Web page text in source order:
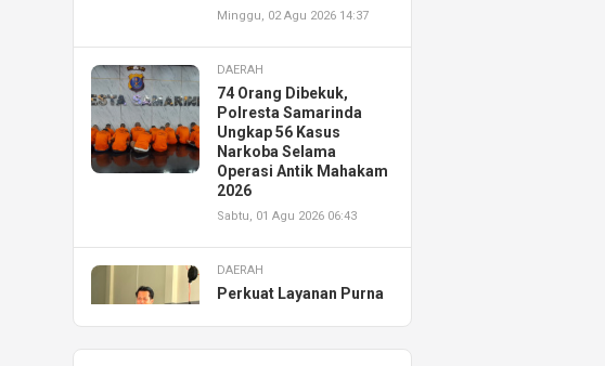
Minggu, 02 Agu 2026 14:37
DAERAH
74 Orang Dibekuk,
Polresta Samarinda
Ungkap 56 Kasus
Narkoba Selama
Operasi Antik Mahakam
2026
Sabtu, 01 Agu 2026 06:43
DAERAH
Perkuat Layanan Purna
Resmikan AHASS